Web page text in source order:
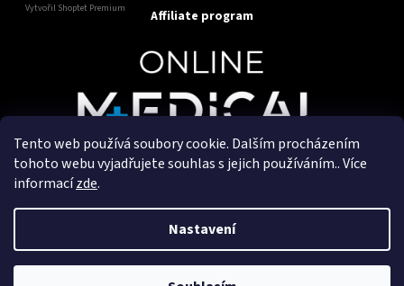
Tento web používá soubory cookie. Dalším procházením
tohoto webu vyjadřujete souhlas s jejich používáním.. Více
informacízde.
Nastavení
Vytvořil Shoptet Premium Affiliate program
Copyright 2025OnlineMedical.cz. Všechna práva
vyhrazena.
Vytvořil a marketingově zajišťuje